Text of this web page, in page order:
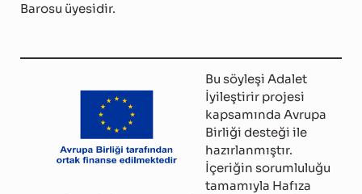
Barosu üyesidir.
Bu söyleşi Adalet
İyileştirir projesi
kapsamında Avrupa
Birliği desteği ile
hazırlanmıştır.
İçeriğin sorumluluğu
tamamıyla Hafıza